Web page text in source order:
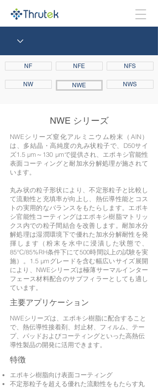
NF
NW
NFE
NWE
NFS
NWS
NWE シリーズ
NWEシリーズ窒化アルミニウム粉末（AlN）
は、多結晶・高純度の丸み状粒子で、D50サイ
ズ1.5 μm～130 μmで提供され、エポキシ官能性
表面コーティングと耐加水分解処理が施されて
います。
丸み状の粒子形状により、不定形粒子と比較し
て流動性と充填率が向上し、熱伝導性能とコス
トの実用的なバランスをもたらします。エポキ
シ官能性コーティングはエポキシ樹脂マトリッ
クス内での粒子間結合を改善します。耐加水分
解処理は湿潤環境下で優れた加水分解耐性を発
揮します（粉末を水中に浸漬した状態で、
85°C/85%RH条件下にて500時間以上の試験を実
施）。1.5 μmグレードを含む幅広いサイズ展開
により、NWEシリーズは極薄サーマルインター
フェース材料配合のサブフィラーとしても適し
ています。
主要アプリケーション
NWEシリーズは、エポキシ樹脂に配合すること
で、熱伝導性接着剤、封止材、フィルム、テー
プ、パッドおよびコーティングといった高熱伝
導性製品の開発に活用できます。
特徴
エポキシ樹脂向け表面コーティング
不定形粒子を超える優れた流動性をもたらす丸